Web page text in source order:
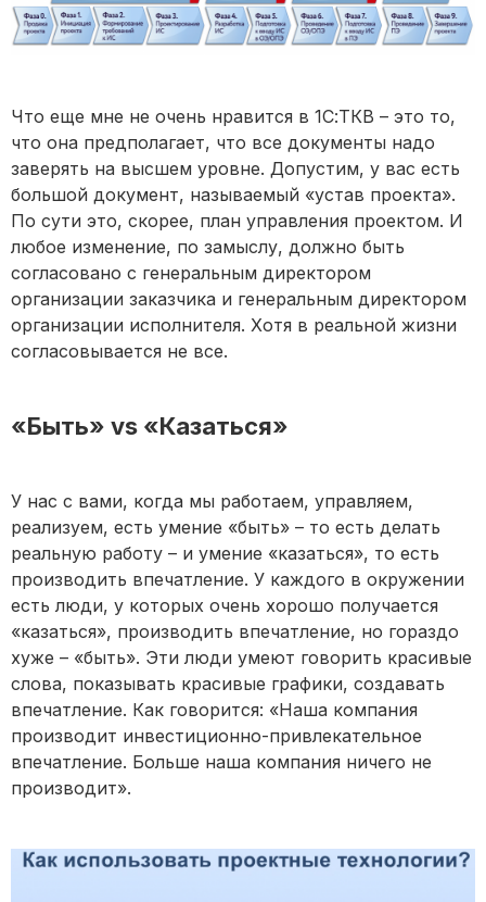
Что еще мне не очень нравится в 1С:ТКВ – это то,
что она предполагает, что все документы надо
заверять на высшем уровне. Допустим, у вас есть
большой документ, называемый «устав проекта».
По сути это, скорее, план управления проектом. И
любое изменение, по замыслу, должно быть
согласовано с генеральным директором
организации заказчика и генеральным директором
организации исполнителя. Хотя в реальной жизни
согласовывается не все.
«Быть» vs «Казаться»
У нас с вами, когда мы работаем, управляем,
реализуем, есть умение «быть» – то есть делать
реальную работу – и умение «казаться», то есть
производить впечатление. У каждого в окружении
есть люди, у которых очень хорошо получается
«казаться», производить впечатление, но гораздо
хуже – «быть». Эти люди умеют говорить красивые
слова, показывать красивые графики, создавать
впечатление. Как говорится: «Наша компания
производит инвестиционно-привлекательное
впечатление. Больше наша компания ничего не
производит».